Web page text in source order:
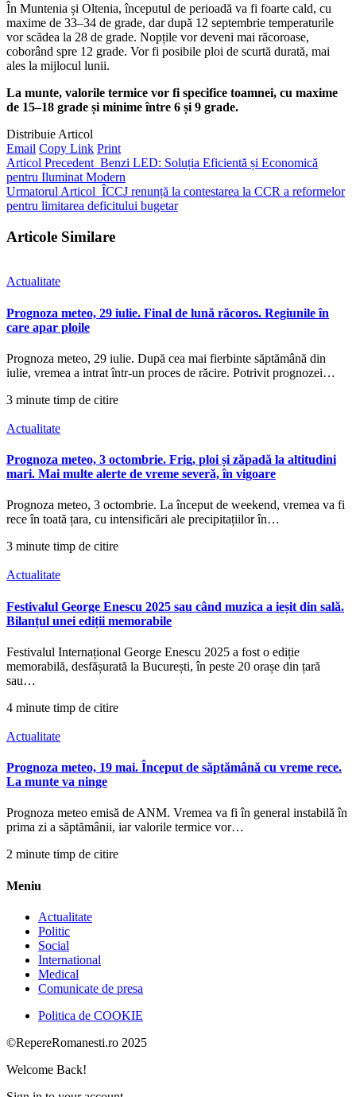
În Muntenia și Oltenia, începutul de perioadă va fi foarte cald, cu
maxime de 33–34 de grade, dar după 12 septembrie temperaturile
vor scădea la 28 de grade. Nopțile vor deveni mai răcoroase,
coborând spre 12 grade. Vor fi posibile ploi de scurtă durată, mai
ales la mijlocul lunii.
La munte, valorile termice vor fi specifice toamnei, cu maxime
de 15–18 grade și minime între 6 și 9 grade.
Distribuie Articol
Email Copy Link Print
Articol Precedent Benzi LED: Soluția Eficientă și Economică
pentru Iluminat Modern
Urmatorul Articol ÎCCJ renunță la contestarea la CCR a reformelor
pentru limitarea deficitului bugetar
Articole Similare
Actualitate
Prognoza meteo, 29 iulie. Final de lună răcoros. Regiunile în
care apar ploile
Prognoza meteo, 29 iulie. După cea mai fierbinte săptămână din
iulie, vremea a intrat într-un proces de răcire. Potrivit prognozei…
3 minute timp de citire
Actualitate
Prognoza meteo, 3 octombrie. Frig, ploi și zăpadă la altitudini
mari. Mai multe alerte de vreme severă, în vigoare
Prognoza meteo, 3 octombrie. La început de weekend, vremea va fi
rece în toată țara, cu intensificări ale precipitațiilor în…
3 minute timp de citire
Actualitate
Festivalul George Enescu 2025 sau când muzica a ieșit din sală.
Bilanțul unei ediții memorabile
Festivalul Internațional George Enescu 2025 a fost o ediție
memorabilă, desfășurată la București, în peste 20 orașe din țară
sau…
4 minute timp de citire
Actualitate
Prognoza meteo, 19 mai. Început de săptămână cu vreme rece.
La munte va ninge
Prognoza meteo emisă de ANM. Vremea va fi în general instabilă în
prima zi a săptămânii, iar valorile termice vor…
2 minute timp de citire
Meniu
Actualitate
Politic
Social
International
Medical
Comunicate de presa
Politica de COOKIE
©RepereRomanesti.ro 2025
Welcome Back!